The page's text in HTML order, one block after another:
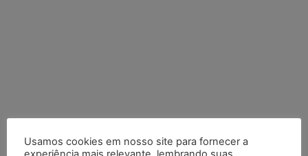
Usamos cookies em nosso site para fornecer a